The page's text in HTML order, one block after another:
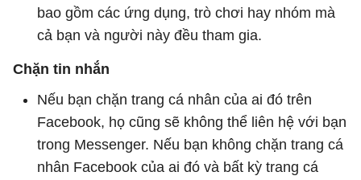
bao gồm các ứng dụng, trò chơi hay nhóm mà
cả bạn và người này đều tham gia.
Chặn tin nhắn
Nếu bạn chặn trang cá nhân của ai đó trên
Facebook, họ cũng sẽ không thể liên hệ với bạn
trong Messenger. Nếu bạn không chặn trang cá
nhân Facebook của ai đó và bất kỳ trang cá